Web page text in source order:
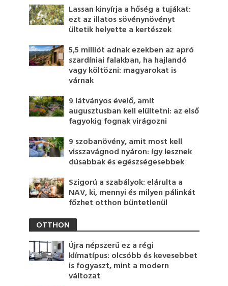
Lassan kinyírja a hőség a tujákat:
ezt az illatos sövénynövényt
ültetik helyette a kertészek
5,5 milliót adnak ezekben az apró
szardíniai falakban, ha hajlandó
vagy költözni: magyarokat is
várnak
9 látványos évelő, amit
augusztusban kell elültetni: az első
fagyokig fognak virágozni
9 szobanövény, amit most kell
visszavágnod nyáron: így lesznek
dúsabbak és egészségesebbek
Szigorú a szabályok: elárulta a
NAV, ki, mennyi és milyen pálinkát
főzhet otthon büntetlenül
OTTHON
Újra népszerű ez a régi
klímatípus: olcsóbb és kevesebbet
is fogyaszt, mint a modern
változat